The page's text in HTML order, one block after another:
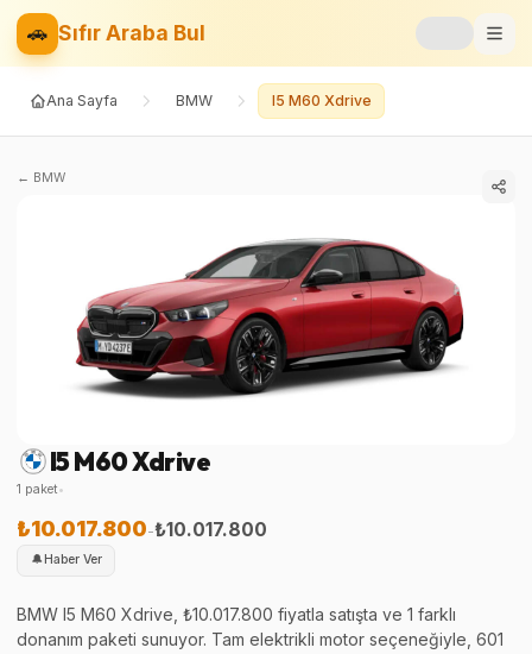
🚗 Sıfır Araba Bul
Markalar
SUV
Karşılaştır
❤️ Favoriler
Ana Sayfa BMW I5 M60 Xdrive
← BMW
I5 M60 Xdrive
1 paket•
₺10.017.800-₺10.017.800
🔔 Haber Ver
BMW I5 M60 Xdrive, ₺10.017.800 fiyatla satışta ve 1 farklı
donanım paketi sunuyor. Tam elektrikli motor seçeneğiyle, 601